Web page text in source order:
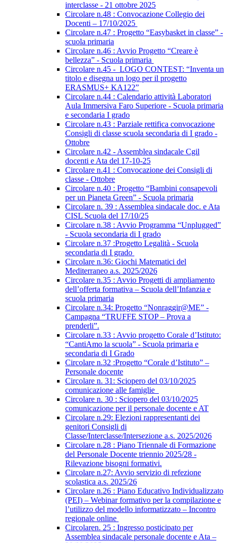
interclasse - 21 ottobre 2025
Circolare n.48 : Convocazione Collegio dei
Docenti – 17/10/2025
Circolare n.47 : Progetto “Easybasket in classe” -
scuola primaria
Circolare n.46 : Avvio Progetto “Creare è
bellezza” - Scuola primaria
Circolare n.45 - LOGO CONTEST: “Inventa un
titolo e disegna un logo per il progetto
ERASMUS+ KA122”
Circolare n.44 : Calendario attività Laboratori
Aula Immersiva Faro Superiore - Scuola primaria
e secondaria I grado
Circolare n.43 : Parziale rettifica convocazione
Consigli di classe scuola secondaria di I grado -
Ottobre
Circolare n.42 - Assemblea sindacale Cgil
docenti e Ata del 17-10-25
Circolare n.41 : Convocazione dei Consigli di
classe - Ottobre
Circolare n.40 : Progetto “Bambini consapevoli
per un Pianeta Green” - Scuola primaria
Circolare n. 39 : Assemblea sindacale doc. e Ata
CISL Scuola del 17/10/25
Circolare n.38 : Avvio Programma “Unplugged”
- Scuola secondaria di I grado
Circolare n.37 :Progetto Legalità - Scuola
secondaria di I grado
Circolare n.36: Giochi Matematici del
Mediterraneo a.s. 2025/2026
Circolare n.35 : Avvio Progetti di ampliamento
dell’offerta formativa – Scuola dell’Infanzia e
scuola primaria
Circolare n.34: Progetto “Nonraggir@ME” -
Campagna “TRUFFE STOP – Prova a
prenderli”.
Circolare n.33 : Avvio progetto Corale d’Istituto:
“CantiAmo la scuola” - Scuola primaria e
secondaria di I Grado
Circolare n.32 :Progetto “Corale d’Istituto” –
Personale docente
Circolare n. 31: Sciopero del 03/10/2025
comunicazione alle famiglie
Circolare n. 30 : Sciopero del 03/10/2025
comunicazione per il personale docente e AT
Circolare n.29: Elezioni rappresentanti dei
genitori Consigli di
Classe/Interclasse/Intersezione a.s. 2025/2026
Circolare n.28 : Piano Triennale di Formazione
del Personale Docente triennio 2025/28 -
Rilevazione bisogni formativi.
Circolare n.27: Avvio servizio di refezione
scolastica a.s. 2025/26
Circolare n.26 : Piano Educativo Individualizzato
(PEI) – Webinar formativo per la compilazione e
l’utilizzo del modello informatizzato – Incontro
regionale online
Circolaren. 25 : Ingresso posticipato per
Assemblea sindacale personale docente e Ata –